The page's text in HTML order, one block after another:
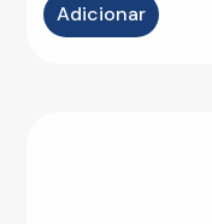
Adicionar